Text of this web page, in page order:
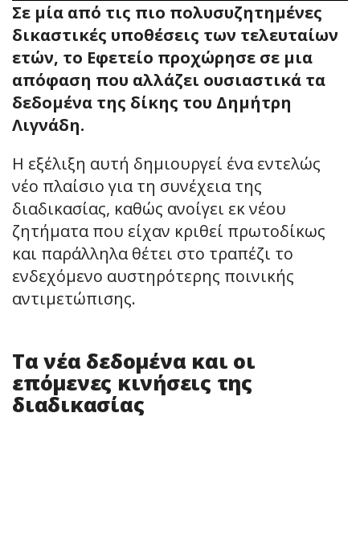
Σε μία από τις πιο πολυσυζητημένες
δικαστικές υποθέσεις των τελευταίων
ετών, το Εφετείο προχώρησε σε μια
απόφαση που αλλάζει ουσιαστικά τα
δεδομένα της δίκης του Δημήτρη
Λιγνάδη.
Η εξέλιξη αυτή δημιουργεί ένα εντελώς
νέο πλαίσιο για τη συνέχεια της
διαδικασίας, καθώς ανοίγει εκ νέου
ζητήματα που είχαν κριθεί πρωτοδίκως
και παράλληλα θέτει στο τραπέζι το
ενδεχόμενο αυστηρότερης ποινικής
αντιμετώπισης.
Τα νέα δεδομένα και οι
επόμενες κινήσεις της
διαδικασίας